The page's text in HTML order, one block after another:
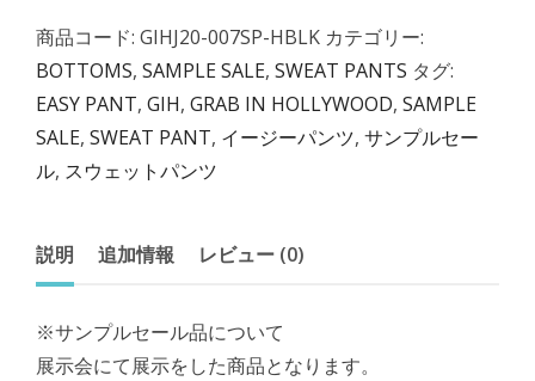
商品コード: GIHJ20-007SP-HBLK カテゴリー:
BOTTOMS, SAMPLE SALE, SWEAT PANTS タグ:
EASY PANT, GIH, GRAB IN HOLLYWOOD, SAMPLE
SALE, SWEAT PANT, イージーパンツ, サンプルセー
ル, スウェットパンツ
説明 追加情報 レビュー (0)
※サンプルセール品について
展示会にて展示をした商品となります。